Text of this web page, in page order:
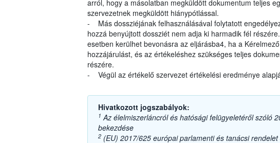
arról, hogy a másolatban megküldött dokumentum teljes
szervezetnek megküldött hiánypótlással.
- Más dossziéjának felhasználásával folytatott
hozzá benyújtott dossziét nem adja ki harmadik fél
esetben kerülhet bevonásra az eljárásba4, ha a
hozzájárulást, és az értékeléshez szükséges teljes
részére.
- Végül az értékelő szervezet értékelési eredménye
Hivatkozott jogszabályok:
1 Az élelmiszerláncról és hatósági felügyeletéről szóló
bekezdése
2(EU) 2017/625 európai parlamenti és tanácsi rendelet